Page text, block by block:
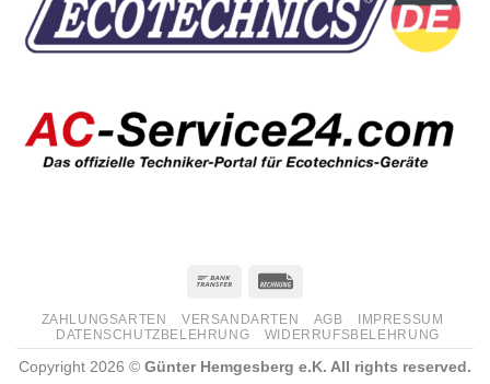
ZAHLUNGSARTEN VERSANDARTEN AGB
IMPRESSUM
DATENSCHUTZBELEHRUNG
WIDERRUFSBELEHRUNG
Copyright 2026 © Günter Hemgesberg e.K. All rights reserved.